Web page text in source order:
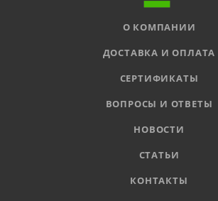
О КОМПАНИИ
ДОСТАВКА И ОПЛАТА
СЕРТИФИКАТЫ
ВОПРОСЫ И ОТВЕТЫ
НОВОСТИ
СТАТЬИ
КОНТАКТЫ